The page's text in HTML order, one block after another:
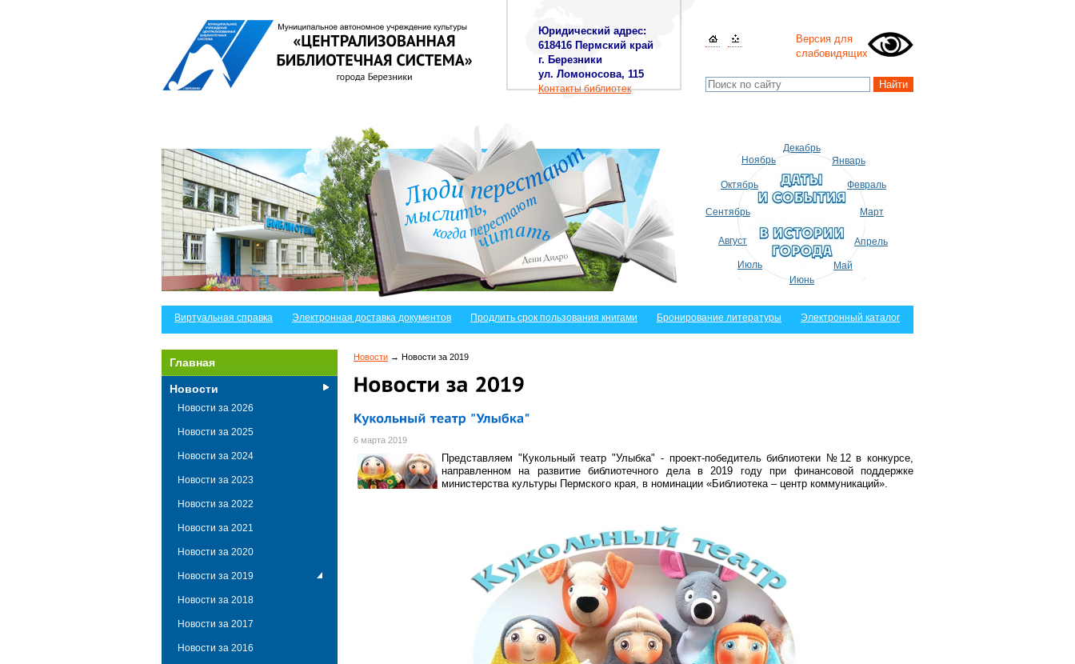
Юридический адрес:
618416 Пермский край
г. Березники
ул. Ломоносова, 115
Контакты библиотек
Версия для
слабовидящих
Январь
Февраль
Март
Апрель
Май
Июнь
Июль
Август
Сентябрь
Октябрь
Ноябрь
Декабрь
Виртуальная справка Электронная доставка документов Продлить срок пользования книгами Бронирование литературы Электронный каталог
Новости → Новости за 2019
6 марта 2019
Представляем "Кукольный театр "Улыбка" - проект-победитель библиотеки №12 в конкурсе,
направленном на развитие библиотечного дела в 2019 году при финансовой поддержке
министерства культуры Пермского края, в номинации «Библиотека – центр коммуникаций».
Главная
Новости
Новости за 2026
Новости за 2025
Новости за 2024
Новости за 2023
Новости за 2022
Новости за 2021
Новости за 2020
Новости за 2019
Новости за 2018
Новости за 2017
Новости за 2016